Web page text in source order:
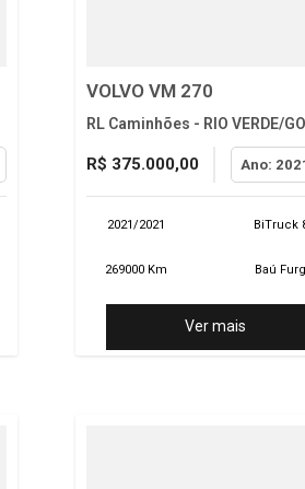
VOLVO VM 270
RL Caminhões - RIO VERDE/GO
R$ 375.000,00 Ano:
2021/2021 BiTruck
269000 Km Baú
Ver mais